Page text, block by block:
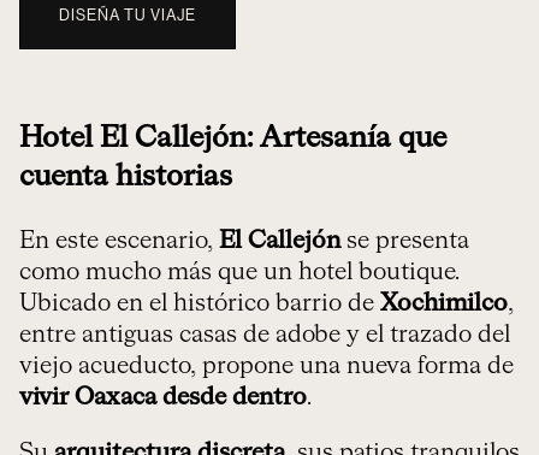
DISEÑA TU VIAJE
Hotel El Callejón: Artesanía que
cuenta historias
En este escenario, El Callejónse presenta
como mucho más que un hotel boutique.
Ubicado en el histórico barrio de Xochimilco,
entre antiguas casas de adobe y el trazado del
viejo acueducto, propone una nueva forma de
vivir Oaxaca desde dentro.